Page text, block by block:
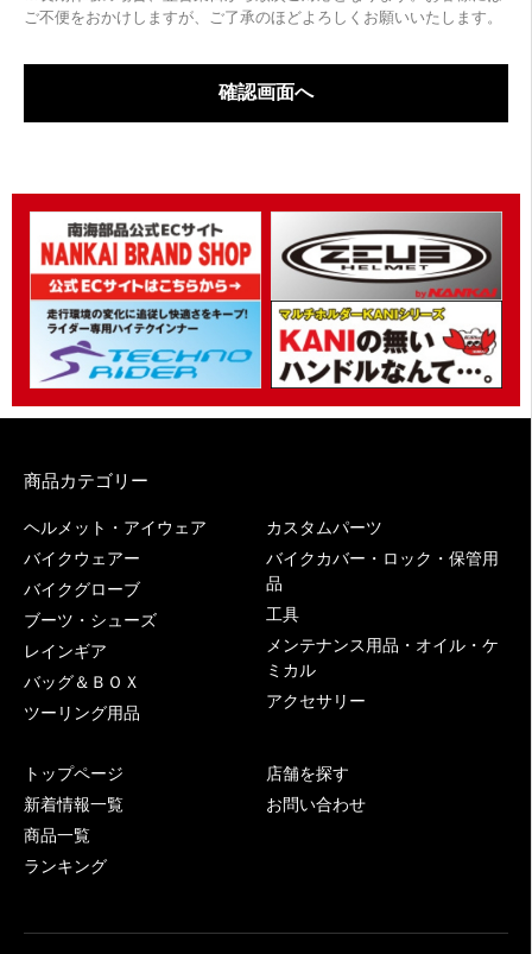
ご不便をおかけしますが、ご了承のほどよろしくお願いいたします。
商品カテゴリー
ヘルメット・アイウェア
バイクウェアー
バイクグローブ
ブーツ・シューズ
レインギア
バッグ＆ＢＯＸ
ツーリング用品
カスタムパーツ
バイクカバー・ロック・保管用
品
工具
メンテナンス用品・オイル・ケ
ミカル
アクセサリー
トップページ
新着情報一覧
商品一覧
ランキング
店舗を探す
お問い合わせ